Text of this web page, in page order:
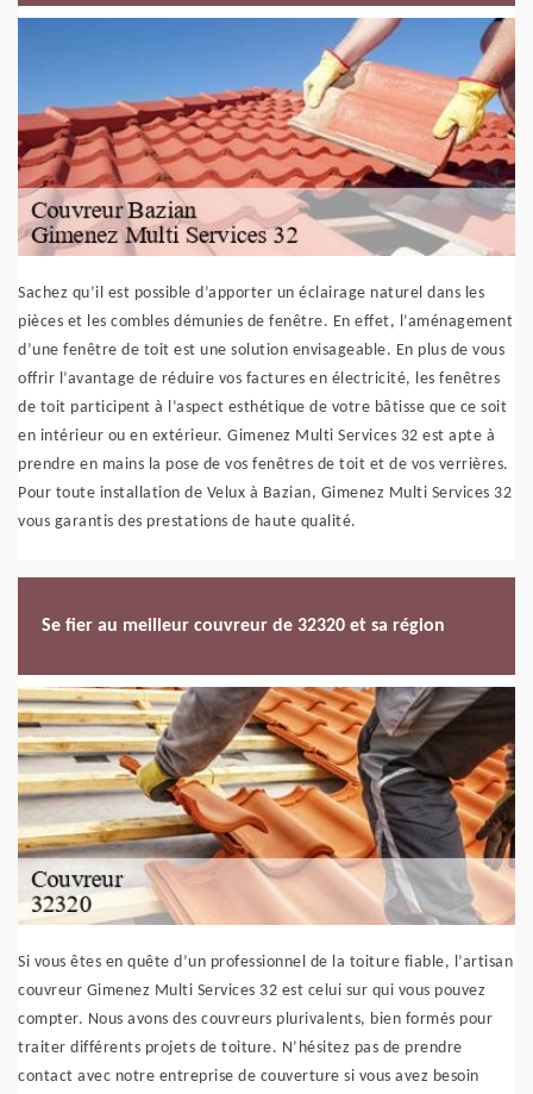
Sachez qu’il est possible d’apporter un éclairage naturel dans les
pièces et les combles démunies de fenêtre. En effet, l’aménagement
d’une fenêtre de toit est une solution envisageable. En plus de vous
offrir l’avantage de réduire vos factures en électricité, les fenêtres
de toit participent à l’aspect esthétique de votre bâtisse que ce soit
en intérieur ou en extérieur. Gimenez Multi Services 32 est apte à
prendre en mains la pose de vos fenêtres de toit et de vos verrières.
Pour toute installation de Velux à Bazian, Gimenez Multi Services 32
vous garantis des prestations de haute qualité.
Se fier au meilleur couvreur de 32320 et sa région
Si vous êtes en quête d’un professionnel de la toiture fiable, l’artisan
couvreur Gimenez Multi Services 32 est celui sur qui vous pouvez
compter. Nous avons des couvreurs plurivalents, bien formés pour
traiter différents projets de toiture. N’hésitez pas de prendre
contact avec notre entreprise de couverture si vous avez besoin